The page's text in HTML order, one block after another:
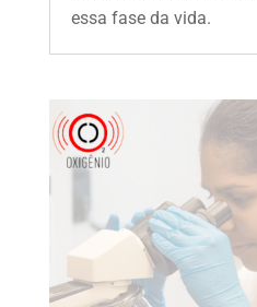
essa fase da vida.